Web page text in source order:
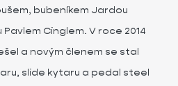
bubeníkem Jardou
Cinglem. V roce 2014
a novým členem se stal
slide kytaru a pedal steel